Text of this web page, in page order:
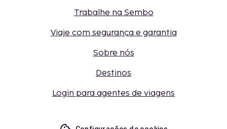
Trabalhe na Sembo
Viaje com segurança e garantia
Sobre nós
Destinos
Login para agentes de viagens